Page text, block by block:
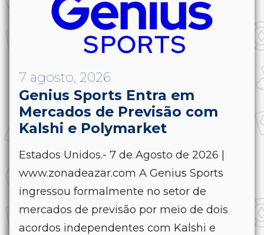
7 agosto, 2026
Genius Sports Entra em
Mercados de Previsão com
Kalshi e Polymarket
Estados Unidos.- 7 de Agosto de 2026 |
www.zonadeazar.com A Genius Sports
ingressou formalmente no setor de
mercados de previsão por meio de dois
acordos independentes com Kalshi e